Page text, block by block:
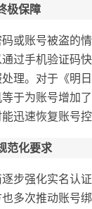
极保障
或账号被盗的
过手机验证码
理。对于《明
于为账号增加了
迅速恢复账号控
范化要求
步强化实名认
多次推动账号绑